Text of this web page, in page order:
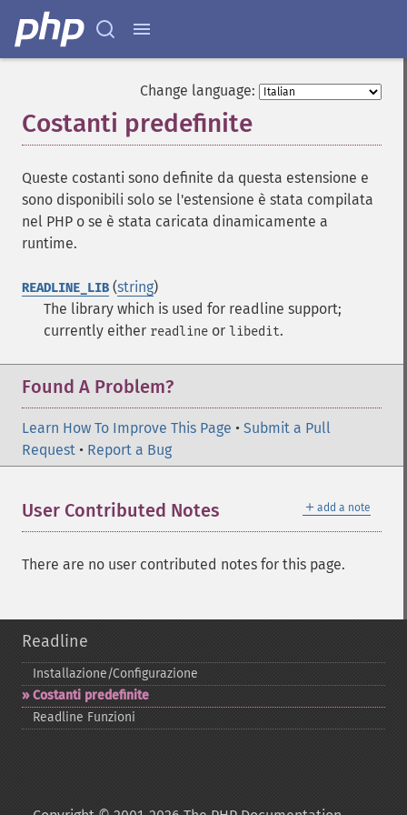
Change language:
Costanti predefinite
Queste costanti sono definite da questa estensione e
sono disponibili solo se l'estensione è stata compilata
nel PHP o se è stata caricata dinamicamente a
runtime.
READLINE_LIB (string)
The library which is used for readline support;
currently either readline or libedit.
Found A Problem?
Learn How To Improve This Page • Submit a Pull
Request • Report a Bug
＋ add a note
User Contributed Notes
There are no user contributed notes for this page.
Readline
Installazione/Configurazione
Costanti predefinite
Readline Funzioni